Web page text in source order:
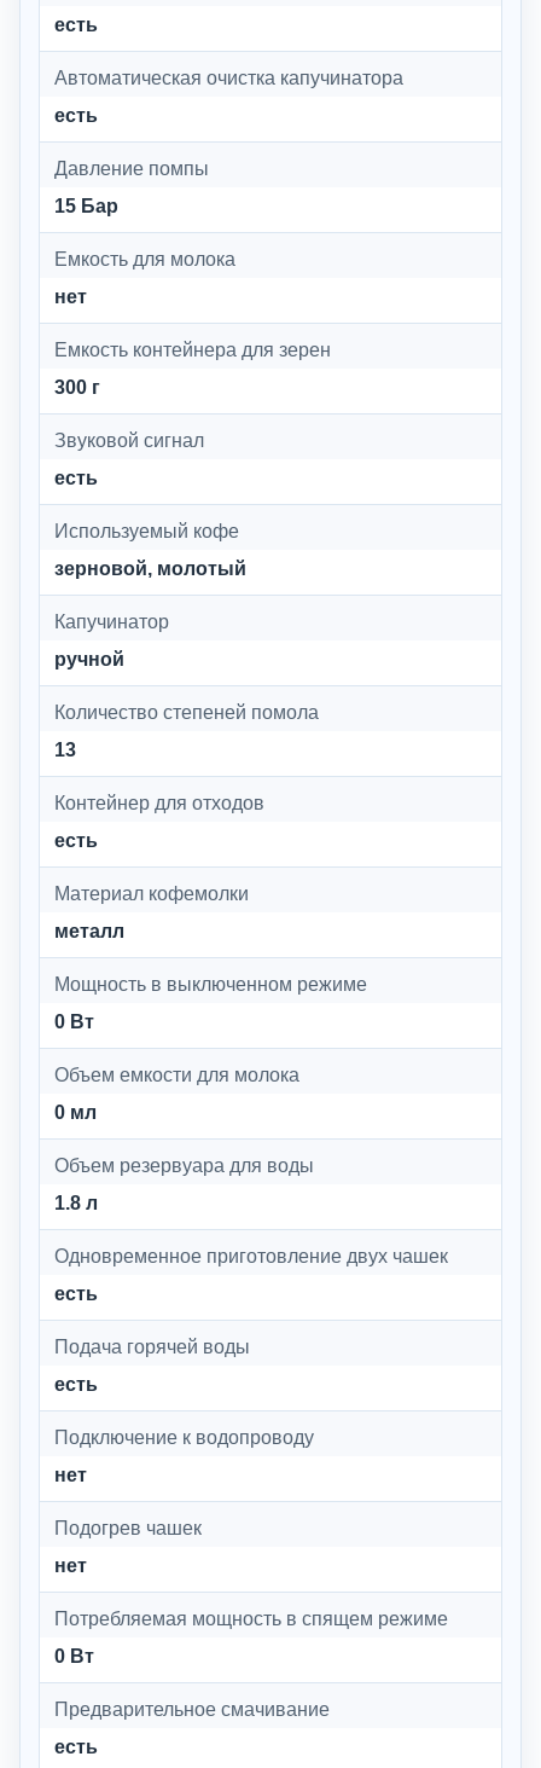
есть
Автоматическая очистка капучинатора
есть
Давление помпы
15 Бар
Емкость для молока
нет
Емкость контейнера для зерен
300 г
Звуковой сигнал
есть
Используемый кофе
зерновой, молотый
Капучинатор
ручной
Количество степеней помола
13
Контейнер для отходов
есть
Материал кофемолки
металл
Мощность в выключенном режиме
0 Вт
Объем емкости для молока
0 мл
Объем резервуара для воды
1.8 л
Одновременное приготовление двух чашек
есть
Подача горячей воды
есть
Подключение к водопроводу
нет
Подогрев чашек
нет
Потребляемая мощность в спящем режиме
0 Вт
Предварительное смачивание
есть